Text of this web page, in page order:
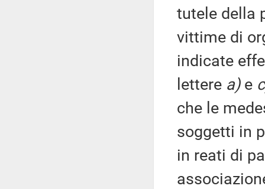
tutele della
vittime di
indicate
lettere a)e
che le
soggetti in
in reati di